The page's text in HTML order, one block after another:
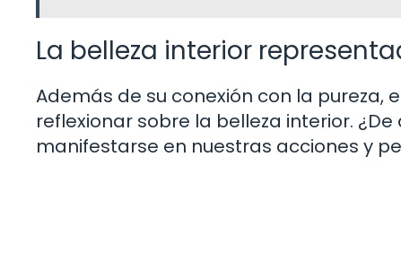
La belleza interior
Además de su conexión con la
reflexionar sobre la belleza interior.
manifestarse en nuestras acciones y